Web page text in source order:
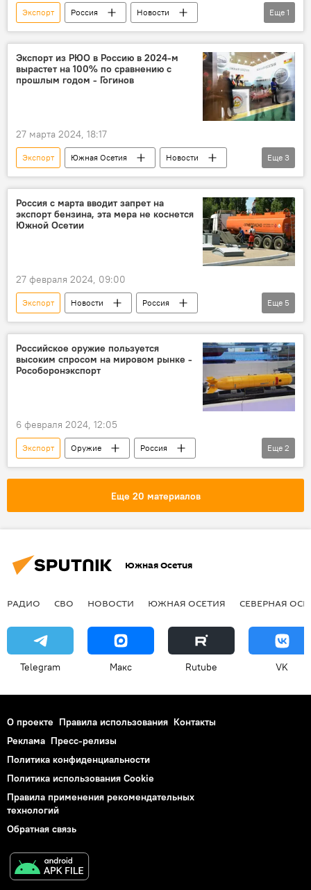
Экспорт Россия
Новости
Сельское хозяйство
Еще 1
Экспорт из РЮО в Россию в 2024-м
вырастет на 100% по сравнению с
прошлым годом - Гогинов
27 марта 2024, 18:17
Экспорт Южная Осетия
Новости
Таймураз Гогинов
Экономика
Россия
Еще 3
Россия с марта вводит запрет на
экспорт бензина, эта мера не коснется
Южной Осетии
27 февраля 2024, 09:00
Экспорт Новости
Россия
Правительство России
Михаил Мишустин
Южная Осетия
Экономика
Топливо
Еще 5
Российское оружие пользуется
высоким спросом на мировом рынке -
Рособоронэкспорт
6 февраля 2024, 12:05
Экспорт Оружие
Россия
Новости
Минобороны России
Еще 2
Еще 20 материалов
Южная Осетия
РАДИО СВО НОВОСТИ ЮЖНАЯ ОСЕТИЯ СЕВЕРНАЯ
Telegram Макс Rutube VK
О проекте Правила использования Контакты
Реклама Пресс-релизы
Политика конфиденциальности
Политика использования Cookie
Правила применения рекомендательных
технологий
Обратная связь